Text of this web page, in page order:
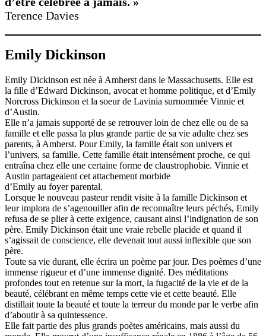
Terence Davies
Emily Dickinson
Emily Dickinson est née à Amherst dans le Massachusetts. Elle est
la fille d’Edward Dickinson, avocat et homme politique, et d’Emily
Norcross Dickinson et la soeur de Lavinia surnommée Vinnie et
d’Austin.
Elle n’a jamais supporté de se retrouver loin de chez elle ou de sa
famille et elle passa la plus grande partie de sa vie adulte chez ses
parents, à Amherst. Pour Emily, la famille était son univers et
l’univers, sa famille. Cette famille était intensément proche, ce qui
entraîna chez elle une certaine forme de claustrophobie. Vinnie et
Austin partageaient cet attachement morbide
d’Emily au foyer parental.
Lorsque le nouveau pasteur rendit visite à la famille Dickinson et
leur implora de s’agenouiller afin de reconnaître leurs péchés, Emily
refusa de se plier à cette exigence, causant ainsi l’indignation de son
père. Emily Dickinson était une vraie rebelle placide et quand il
s’agissait de conscience, elle devenait tout aussi inflexible que son
père.
Toute sa vie durant, elle écrira un poème par jour. Des poèmes d’une
immense rigueur et d’une immense dignité. Des méditations
profondes tout en retenue sur la mort, la fugacité de la vie et de la
beauté, célébrant en même temps cette vie et cette beauté. Elle
distillait toute la beauté et toute la terreur du monde par le verbe afin
d’aboutir à sa quintessence.
Elle fait partie des plus grands poètes américains, mais aussi du